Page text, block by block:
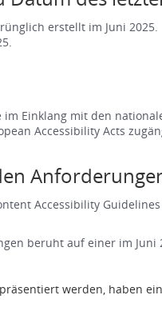
erstellt im Juni 2025.
im Einklang mit den
Accessibility Acts
Accessibility
beruht auf einer im
werden, haben